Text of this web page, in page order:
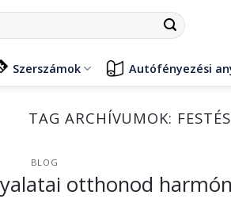
Szerszámok Autófényezési
TAG ARCHÍVUMOK:
BLOG
otthonod